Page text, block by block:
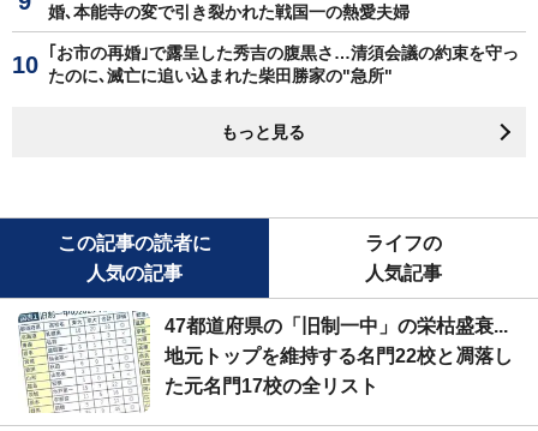
婚､本能寺の変で引き裂かれた戦国一の熱愛夫婦
｢お市の再婚｣で露呈した秀吉の腹黒さ…清須会議の約束を守っ
たのに､滅亡に追い込まれた柴田勝家の"急所"
もっと見る
この記事の読者に
人気の記事
ライフの
人気記事
47都道府県の「旧制一中」の栄枯盛衰...
地元トップを維持する名門22校と凋落し
た元名門17校の全リスト